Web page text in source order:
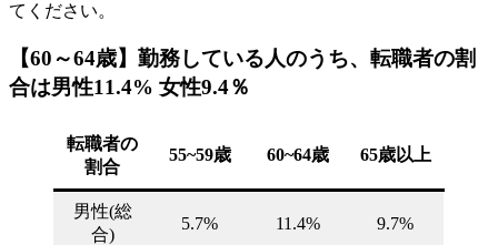
てください。
【60～64歳】勤務している人のうち、転職者の割
合は男性11.4% 女性9.4％
転職者の
割合
55~59歳 60~64歳 65歳以上
男性(総
合)
5.7% 11.4% 9.7%